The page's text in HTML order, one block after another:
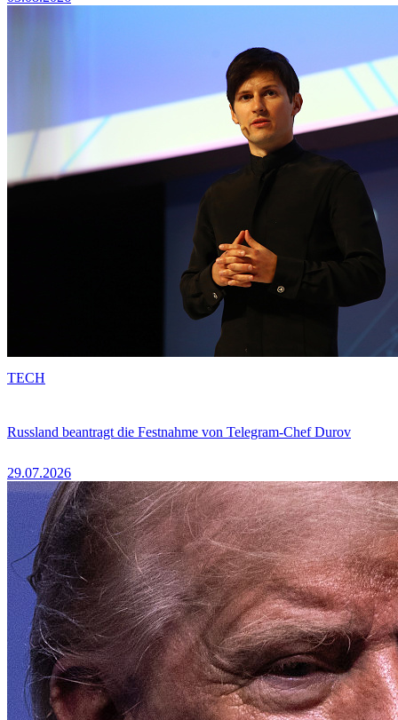
Russland beantragt die Festnahme von Telegram-Chef Durov
29.07.2026
TECH